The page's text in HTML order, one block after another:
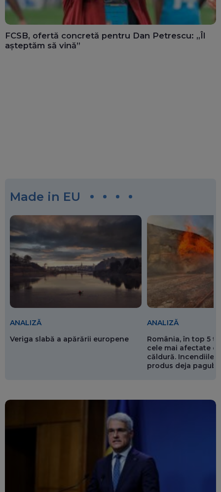
FCSB, ofertă concretă pentru Dan Petrescu: „Îl
așteptăm să vină”
Made in EU
ANALIZĂ
Veriga slabă a apărării europene
ANALIZĂ
România, în top 5
cele mai afectate
căldură. Incendiile
produs deja